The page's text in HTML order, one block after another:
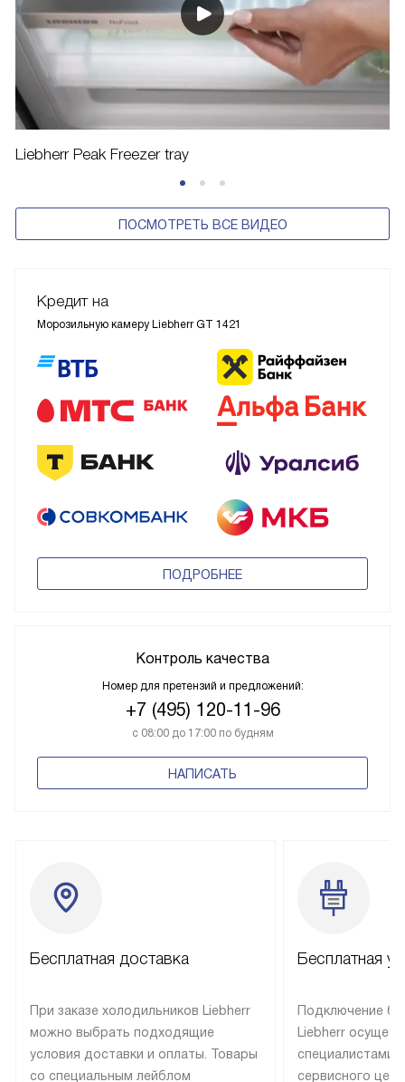
Liebherr Peak Freezer tray
ПОСМОТРЕТЬ ВСЕ ВИДЕО
Кредит на
Морозильную камеру Liebherr GT 1421
ПОДРОБНЕЕ
Контроль качества
Номер для претензий и предложений:
+7 (495) 120-11-96
с 08:00 до 17:00 по будням
НАПИСАТЬ
Бесплатная доставка
При заказе холодильников Liebherr
можно выбрать подходящие
условия доставки и оплаты. Товары
со специальным лейблом
Бесплатная
Подключение
Liebherr
специалистами
сервисного